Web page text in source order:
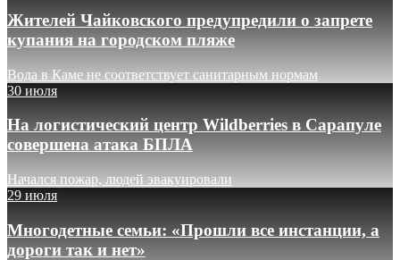
Жителей Чайковского предупредили о запрете
купания на городском пляже
Вода в Каме не соответствует санитарным нормам
30 июля
На логистический центр Wildberries в Сарапуле
совершена атака БПЛА
Начался пожар, людей эвакуировали
29 июля
Многодетные семьи: «Прошли все инстанции, а
дороги так и нет»